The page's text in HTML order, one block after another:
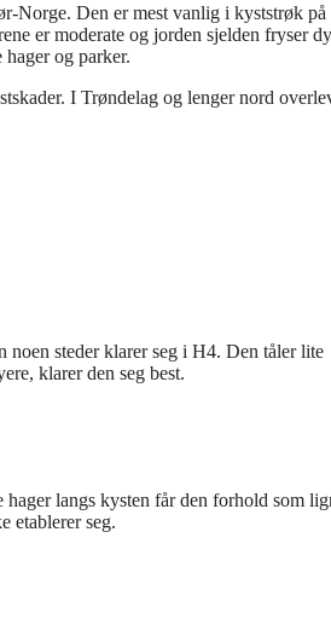
Norge. Den er mest vanlig i kyststrøk på
er moderate og jorden sjelden fryser
og parker.
I Trøndelag og lenger nord
steder klarer seg i H4. Den tåler lite
klarer den seg best.
langs kysten får den forhold som
etablerer seg.